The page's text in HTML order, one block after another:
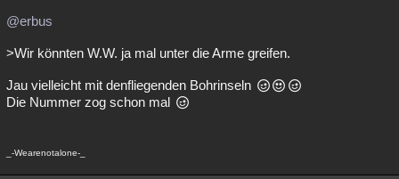
@erbus
>Wir könnten W.W. ja mal unter die Arme greifen.
Jau vielleicht mit denfliegenden Bohrinseln
Die Nummer zog schon mal
_-Wearenotalone-_